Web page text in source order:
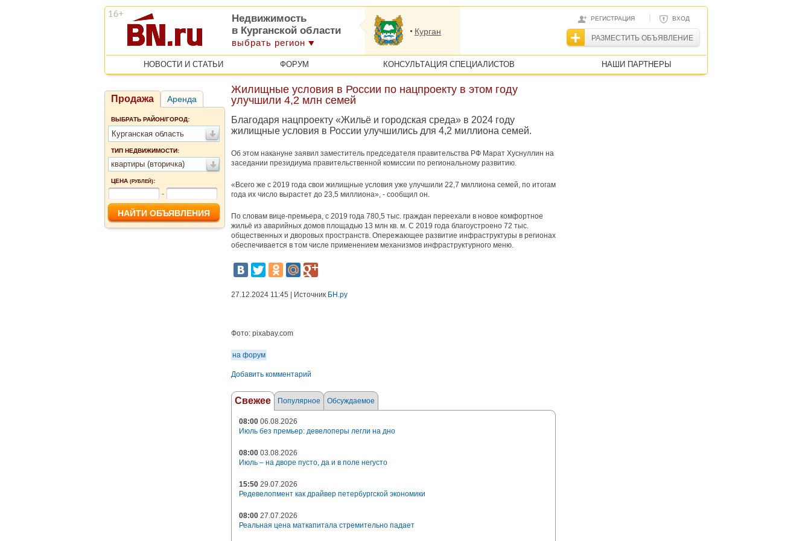
РЕГИСТРАЦИЯ | ВХОД
РАЗМЕСТИТЬ ОБЪЯВЛЕНИЕ
Недвижимость
в Курганской области
выбрать регион
Курган
НОВОСТИ И СТАТЬИ ФОРУМ КОНСУЛЬТАЦИЯ СПЕЦИАЛИСТОВ НАШИ ПАРТНЕРЫ
Продажа Аренда
ВЫБРАТЬ РАЙОН/ГОРОД:
Курганская область
ТИП НЕДВИЖИМОСТИ:
квартиры (вторичка)
ЦЕНА (РУБЛЕЙ):
-
Жилищные условия в России по нацпроекту в этом году
улучшили 4,2 млн семей
Благодаря нацпроекту «Жильё и городская среда» в 2024 году
жилищные условия в России улучшились для 4,2 миллиона семей.
Об этом накануне заявил заместитель председателя правительства РФ Марат Хуснуллин на
заседании президиума правительственной комиссии по региональному развитию.
«Всего же с 2019 года свои жилищные условия уже улучшили 22,7 миллиона семей, по итогам
года их число вырастет до 23,5 миллиона», - сообщил он.
По словам вице-премьера, с 2019 года 780,5 тыс. граждан переехали в новое комфортное
жильё из аварийных домов площадью 13 млн кв. м. С 2019 года благоустроено 72 тыс.
общественных и дворовых пространств. Опережающее развитие инфраструктуры в регионах
обеспечивается в том числе применением механизмов инфраструктурного меню.
27.12.2024 11:45 | Источник БН.ру
Фото: pixabay.com
на форум
Добавить комментарий
Свежее Популярное Обсуждаемое
08:00 06.08.2026
Июль без премьер: девелоперы легли на дно
08:00 03.08.2026
Июль – на дворе пусто, да и в поле негусто
15:50 29.07.2026
Редевелопмент как драйвер петербургской экономики
08:00 27.07.2026
Реальная цена маткапитала стремительно падает